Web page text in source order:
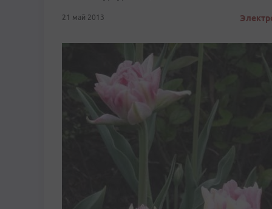
21 май 2013